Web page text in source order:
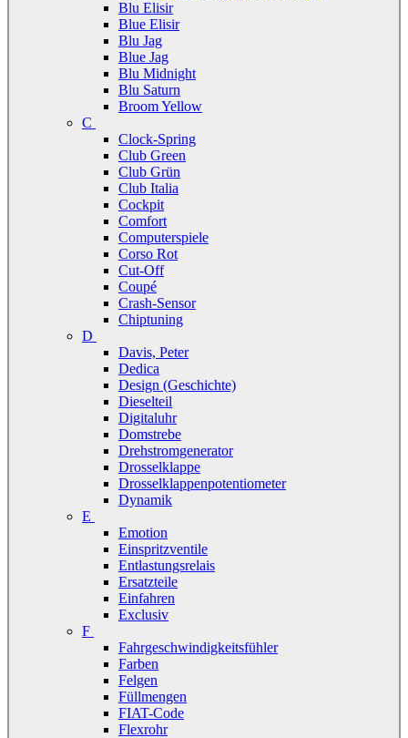
Blu Elisir
Blue Elisir
Blu Jag
Blue Jag
Blu Midnight
Blu Saturn
Broom Yellow
C
Clock-Spring
Club Green
Club Grün
Club Italia
Cockpit
Comfort
Computerspiele
Corso Rot
Cut-Off
Coupé
Crash-Sensor
Chiptuning
D
Davis, Peter
Dedica
Design (Geschichte)
Dieselteil
Digitaluhr
Domstrebe
Drehstromgenerator
Drosselklappe
Drosselklappenpotentiometer
Dynamik
E
Emotion
Einspritzventile
Entlastungsrelais
Ersatzteile
Einfahren
Exclusiv
F
Fahrgeschwindigkeitsfühler
Farben
Felgen
Füllmengen
FIAT-Code
Flexrohr